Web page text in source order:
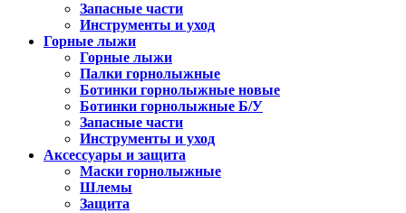
Запасные части
Инструменты и уход
Горные лыжи
Горные лыжи
Палки горнолыжные
Ботинки горнолыжные новые
Ботинки горнолыжные Б/У
Запасные части
Инструменты и уход
Аксессуары и защита
Маски горнолыжные
Шлемы
Защита